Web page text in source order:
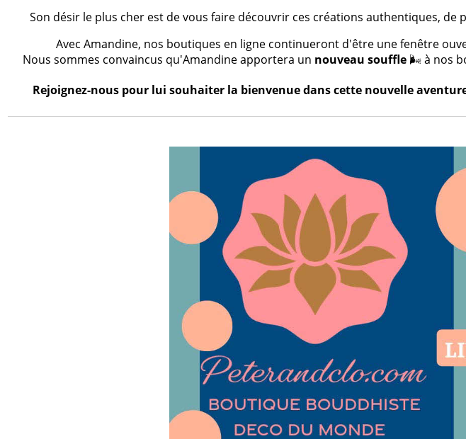
Son désir le plus cher est de vous faire découvrir ces créations authentiques,
Avec Amandine, nos boutiques en ligne continueront d'être une fenêtre
Nous sommes convaincus qu'Amandine apportera un nouveau souffle🌬️ à nos
Rejoignez-nous pour lui souhaiter la bienvenue dans cette nouvelle